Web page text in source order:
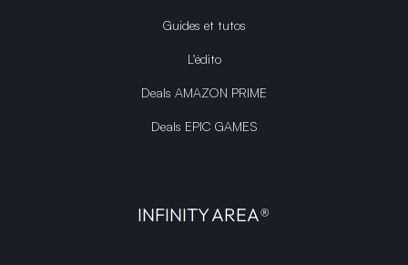
Guides et tutos
L'édito
Deals AMAZON PRIME
Deals EPIC GAMES
INFINITY AREA®